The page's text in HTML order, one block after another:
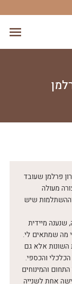
פרלמן שעובד
מעולה
שיש
שנענה מיידית
מה שמתאים לי.
השונות אלא גם
והכספי.
והמינוחים
אחת לשנייה